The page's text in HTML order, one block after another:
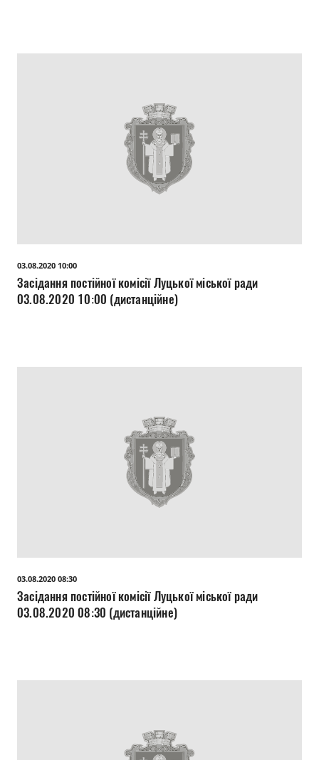
03.08.2020 10:00
Засідання постійної комісії Луцької міської ради
03.08.2020 10:00 (дистанційне)
03.08.2020 08:30
Засідання постійної комісії Луцької міської ради
03.08.2020 08:30 (дистанційне)